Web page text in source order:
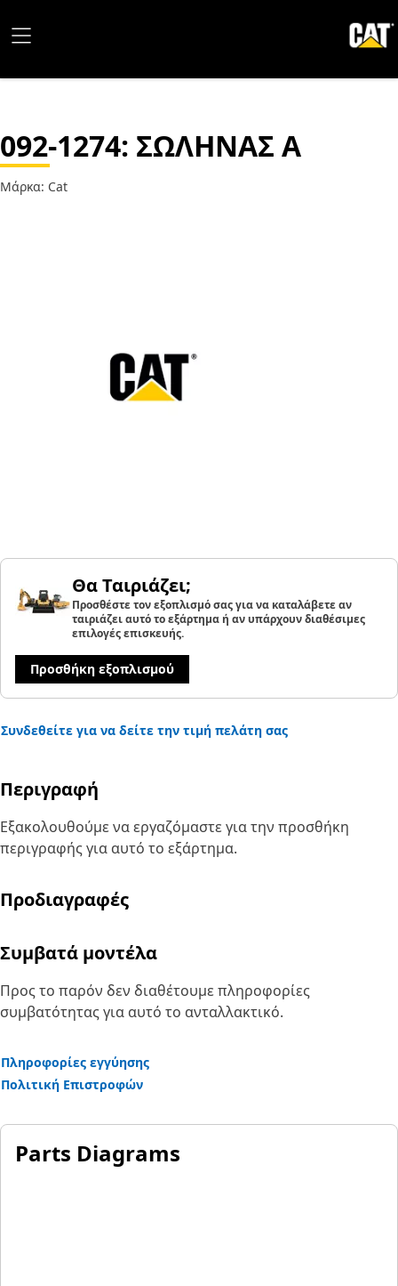
092-1274: ΣΩΛΗΝΑΣ Α
Μάρκα: Cat
Θα Ταιριάζει;
Προσθέστε τον εξοπλισμό σας για να καταλάβετε αν
ταιριάζει αυτό το εξάρτημα ή αν υπάρχουν διαθέσιμες
επιλογές επισκευής.
Προσθήκη εξοπλισμού
Συνδεθείτε για να δείτε την τιμή πελάτη σας
Περιγραφή
Εξακολουθούμε να εργαζόμαστε για την προσθήκη
περιγραφής για αυτό το εξάρτημα.
Προδιαγραφές
Συμβατά μοντέλα
Προς το παρόν δεν διαθέτουμε πληροφορίες
συμβατότητας για αυτό το ανταλλακτικό.
Πληροφορίες εγγύησης
Πολιτική Επιστροφών
Parts Diagrams